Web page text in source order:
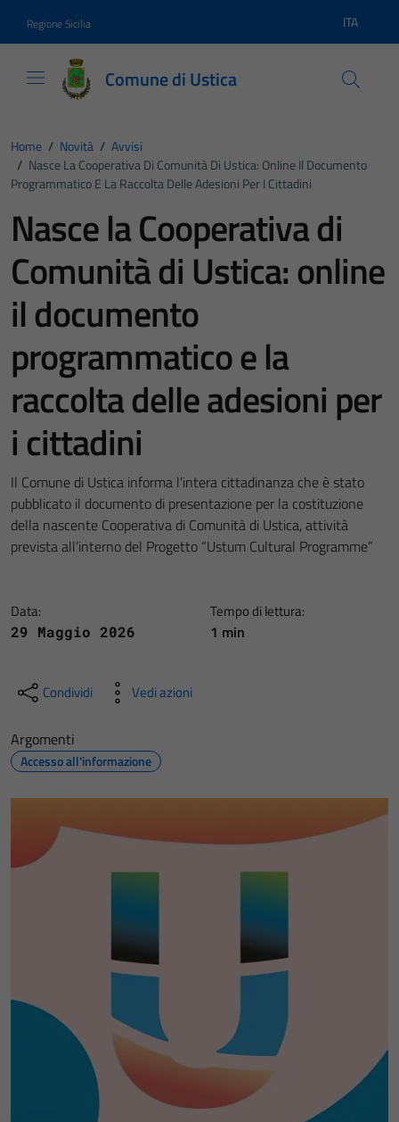
Regione Sicilia Lingua
ITA
Comune di Ustica
Home / Novità / Avvisi
/ Nasce La Cooperativa Di Comunità Di Ustica: Online Il Documento
Programmatico E La Raccolta Delle Adesioni Per I Cittadini
Nasce la Cooperativa di
Comunità di Ustica: online
il documento
programmatico e la
raccolta delle adesioni per
i cittadini
Il Comune di Ustica informa l'intera cittadinanza che è stato
pubblicato il documento di presentazione per la costituzione
della nascente Cooperativa di Comunità di Ustica, attività
prevista all’interno del Progetto “Ustum Cultural Programme”
Data:
29 Maggio 2026
Tempo di lettura:
1 min
Condividi Vedi azioni
Argomenti
Accesso all'informazione